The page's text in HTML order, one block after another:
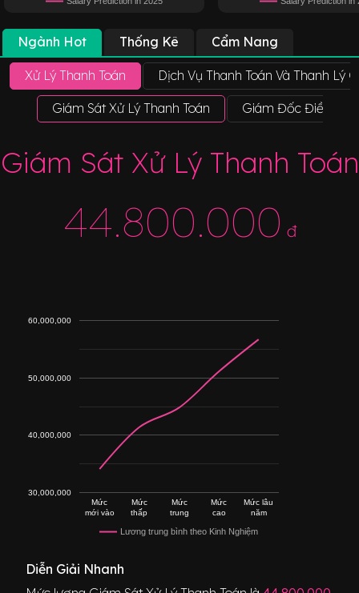
Ngành Hot Thống Kê Cẩm Nang
Xử Lý Thanh Toán Dịch Vụ Thanh Toán Và Thanh Lý
Giám Sát Xử Lý Thanh Toán Giám Đốc Điều
Giám Sát Xử Lý Thanh Toán
44.800.000 đ
Lương trung bình theo Kinh Nghiệm
Mức
mới vào
Mức
thấp
Mức
trung
Mức
cao
Mức lâu
năm
30,000,000
40,000,000
50,000,000
60,000,000
Diễn Giải Nhanh